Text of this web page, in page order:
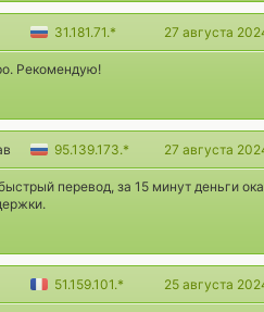
31.181.71.* 27 августа
Рекомендую!
95.139.173.* 27 августа
перевод, за 15 минут деньги
51.159.101.* 25 августа